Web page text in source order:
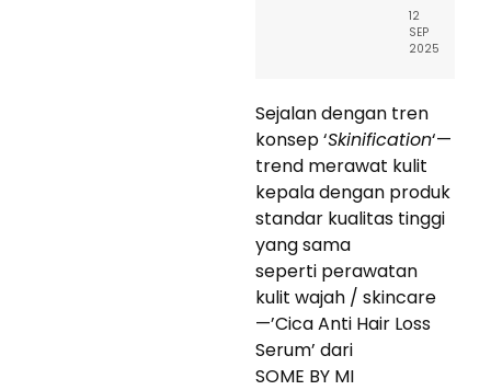
12
SEP
2025
Sejalan dengan tren
konsep ‘Skinification‘—
trend merawat kulit
kepala dengan produk
standar kualitas tinggi
yang sama
seperti perawatan
kulit wajah / skincare
—’Cica Anti Hair Loss
Serum’ dari
SOME BY MI